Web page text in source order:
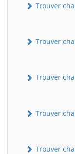
Trouver
Trouver
Trouver
Trouver
Trouver